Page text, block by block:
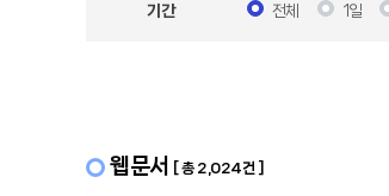
기간 전체 1일
웹문서 [ 총 2,024건 ]